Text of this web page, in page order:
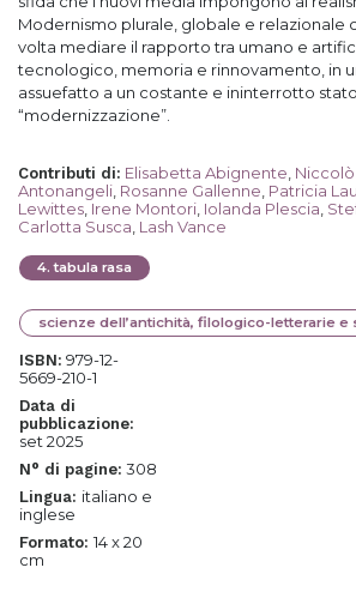
Modernismo plurale, globale e relazionale
volta mediare il rapporto tra umano e
tecnologico, memoria e rinnovamento, in
assuefatto a un costante e ininterrotto
“modernizzazione”.
Contributi di: Elisabetta Abignente
Antonangeli Rosanne Gallenne Patricia
Lewittes Irene Montori Iolanda Plescia
Carlotta Susca Lash Vance
4.tabula rasa
scienze dell’antichità, filologico-letterarie
ISBN: 979-12-
5669-210-1
Data di
pubblicazione:
set 2025
N° di pagine: 308
Lingua: italiano e
inglese
Formato: 14 x 20
cm